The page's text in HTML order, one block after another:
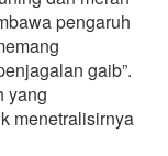
pengaruh
gaib”.
yang
menetralisirnya